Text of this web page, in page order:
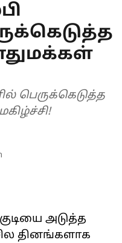
பெருக்கெடுத்த
அடுத்த
தினங்களாக